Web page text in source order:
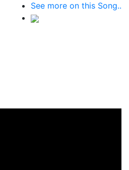
See more on this Song..